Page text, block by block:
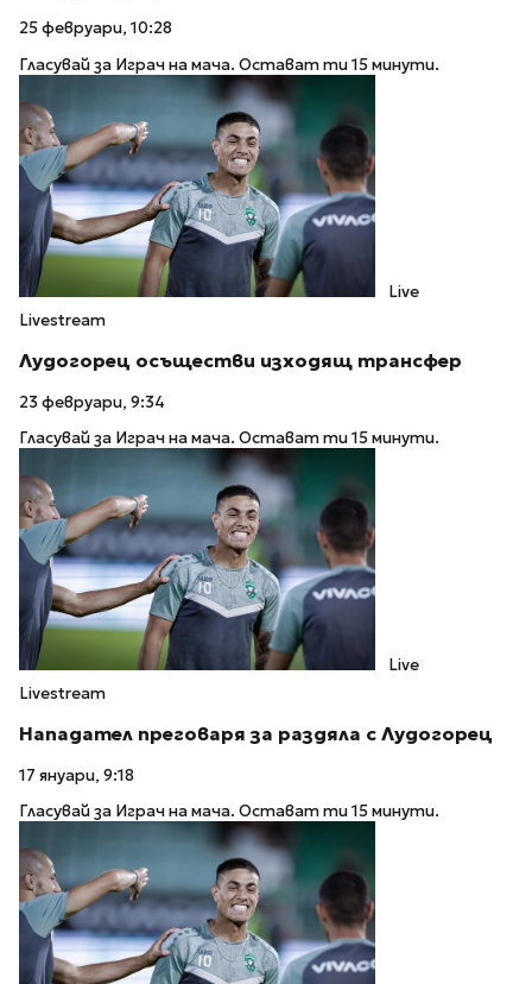
25 февруари, 10:28
Гласувай за Играч на мача. Остават ти 15 минути.
Live
Livestream
Лудогорец осъществи изходящ трансфер
23 февруари, 9:34
Гласувай за Играч на мача. Остават ти 15 минути.
Live
Livestream
Нападател преговаря за раздяла с Лудогорец
17 януари, 9:18
Гласувай за Играч на мача. Остават ти 15 минути.